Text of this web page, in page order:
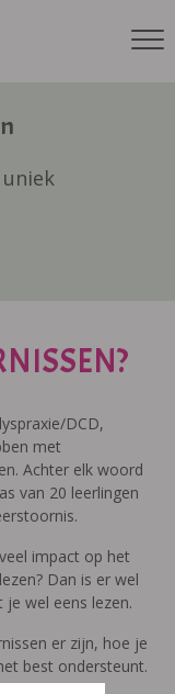
DCD,
met
Achter elk woord
van 20 leerlingen
impact op het
Dan is er wel
wel eens lezen.
er zijn, hoe je
best ondersteunt.